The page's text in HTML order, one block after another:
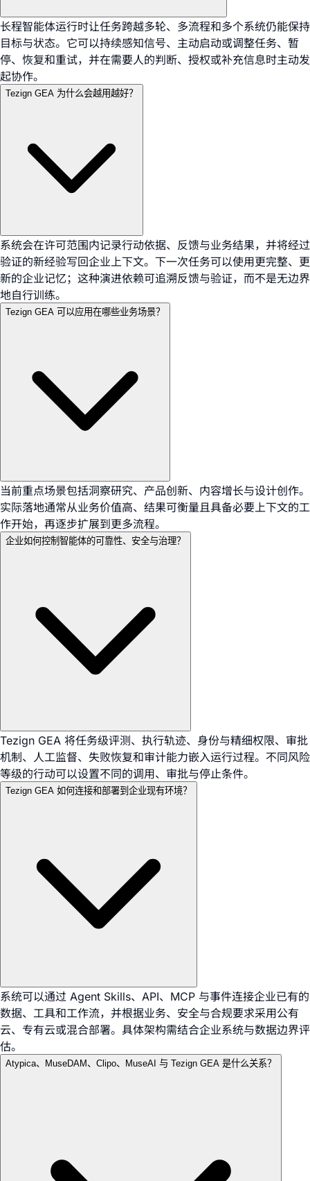
长程智能体运行时让任务跨越多轮、多流程和多个系统仍能保持
目标与状态。它可以持续感知信号、主动启动或调整任务、暂
停、恢复和重试，并在需要人的判断、授权或补充信息时主动发
起协作。
Tezign GEA 为什么会越用越好？
系统会在许可范围内记录行动依据、反馈与业务结果，并将经过
验证的新经验写回企业上下文。下一次任务可以使用更完整、更
新的企业记忆；这种演进依赖可追溯反馈与验证，而不是无边界
地自行训练。
Tezign GEA 可以应用在哪些业务场景？
当前重点场景包括洞察研究、产品创新、内容增长与设计创作。
实际落地通常从业务价值高、结果可衡量且具备必要上下文的工
作开始，再逐步扩展到更多流程。
企业如何控制智能体的可靠性、安全与治理？
Tezign GEA 将任务级评测、执行轨迹、身份与精细权限、审批
机制、人工监督、失败恢复和审计能力嵌入运行过程。不同风险
等级的行动可以设置不同的调用、审批与停止条件。
Tezign GEA 如何连接和部署到企业现有环境？
系统可以通过 Agent Skills、API、MCP 与事件连接企业已有的
数据、工具和工作流，并根据业务、安全与合规要求采用公有
云、专有云或混合部署。具体架构需结合企业系统与数据边界评
估。
Atypica、MuseDAM、Clipo、MuseAI 与 Tezign GEA 是什么关系？